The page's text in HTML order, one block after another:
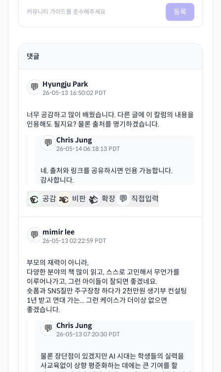
커뮤니티 가이드를 준수해주세요 등록
댓글
💬 Hyungju Park
26-05-13 16:50:02 PDT
너무 공감하고 많이 배웠습니다. 다른 글에 이 칼럼의 내용을
💬 Chris Jung
26-05-14 06:18:13 PDT
네. 출처와 링크를 공유하시면 인용 가능합니다.
공감 비판 확장 💬 직접입력
💬 mimir lee
26-05-13 02:22:59 PDT
부모의 재력이 아니라,
다양한 분야의 책 많이 읽고, 스스로 고민해서 무언가를
이루어나가고, 그런 아이들이 잘되면 좋겠네요.
숏폼과 SNS질만 주구장창 하다가 2천만원 생기부 컨설팅
1년 받고 연대 가는... 그런 케이스가 더이상 없으면
💬 Chris Jung
26-05-13 07:20:30 PDT
물론 장단점이 있겠지만 AI 시대는 학생들의 실력을
사교육없이 상향 평준화하는 데에는 큰 기여를 할